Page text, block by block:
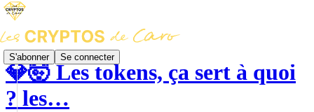
S'abonner Se connecter
💎🤯 Les tokens, ça sert à quoi
? les…